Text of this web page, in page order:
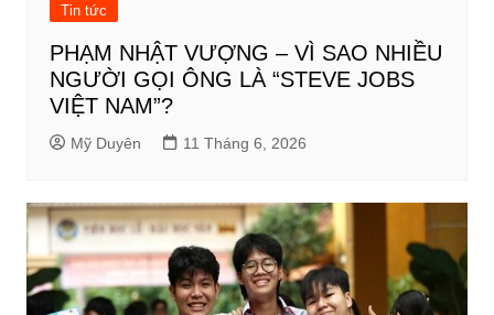
Tin tức
PHẠM NHẬT VƯỢNG – VÌ SAO NHIỀU
NGƯỜI GỌI ÔNG LÀ “STEVE JOBS
VIỆT NAM”?
Mỹ Duyên 11 Tháng 6, 2026